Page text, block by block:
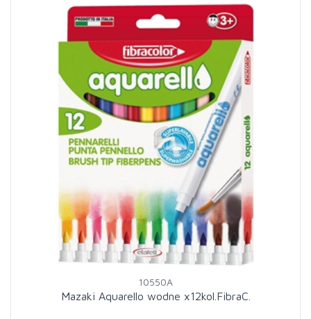
10550A
Mazaki Aquarello wodne x12kol.FibraC.